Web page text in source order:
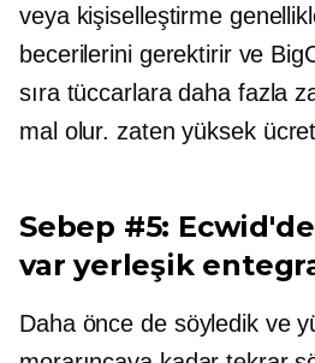
veya kişiselleştirme
becerilerini gerektirir ve
sıra tüccarlara daha fazla
mal olur. zaten yüksek
Sebep #5:
varyerleşik
Daha önce de söyledik ve